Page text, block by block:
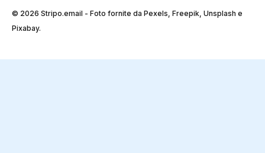
© 2026 Stripо.email - Foto fornite da Pexels, Freepik, Unsplash e
Pixabay.